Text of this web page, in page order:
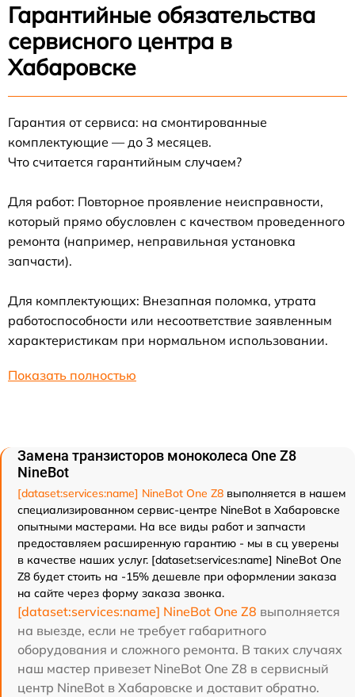
Гарантийные обязательства
сервисного центра в
Хабаровске
Гарантия от сервиса: на смонтированные
комплектующие — до 3 месяцев.
Что считается гарантийным случаем?
Для работ: Повторное проявление неисправности,
который прямо обусловлен с качеством проведенного
ремонта (например, неправильная установка
запчасти).
Для комплектующих: Внезапная поломка, утрата
работоспособности или несоответствие заявленным
характеристикам при нормальном использовании.
Показать полностью
Замена транзисторов моноколеса One Z8
NineBot
[dataset:services:name] NineBot One Z8 выполняется в нашем
специализированном сервис-центре NineBot в Хабаровске
опытными мастерами. На все виды работ и запчасти
предоставляем расширенную гарантию - мы в сц уверены
в качестве наших услуг. [dataset:services:name] NineBot One
Z8 будет стоить на -15% дешевле при оформлении заказа
на сайте через форму заказа звонка.
[dataset:services:name] NineBot One Z8 выполняется
на выезде, если не требует габаритного
оборудования и сложного ремонта. В таких случаях
наш мастер привезет NineBot One Z8 в сервисный
центр NineBot в Хабаровске и доставит обратно.